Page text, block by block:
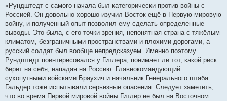
«Рундштедт с самого начала был категорически против войны с
Россией. Он довольно хорошо изучил Восток ещё в Первую мировую
войну, и полученный опыт позволил ему сделать определенные
выводы. Это была, с его точки зрения, непонятная страна с тяжёлым
климатом, безграничными пространствами и плохими дорогами, а
русский солдат был вообще непредсказуем. Именно поэтому
Рундштедт поинтересовался у Гитлера, понимает ли тот, какой риск
берет на себя, нападая на Россию. Главнокомандующий
сухопутными войсками Браухич и начальник Генерального штаба
Гальдер тоже испытывали серьезные опасения. Следует заметить,
что во время Первой мировой войны Гитлер не был на Восточном